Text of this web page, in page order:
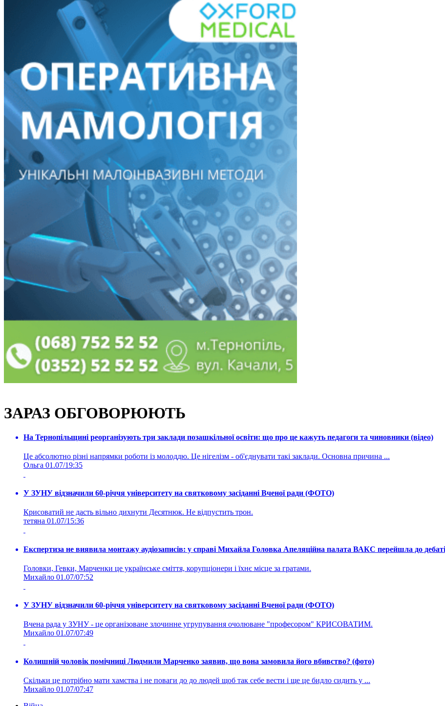
ЗАРАЗ ОБГОВОРЮЮТЬ
На Тернопільщині реорганізують три заклади позашкільної освіти: що про це кажуть педагоги та чиновники (відео)
Це абсолютно різні напрямки роботи із молоддю. Це нігелізм - об'єднувати такі заклади. Основна причина ...
Ольга 01.07/19:35
У ЗУНУ відзначили 60-річчя університету на святковому засіданні Вченої ради (ФОТО)
Крисоватий не дасть вільно дихнути Десятнюк. Не відпустить трон.
тетяна 01.07/15:36
Експертиза не виявила монтажу аудіозаписів: у справі Михайла Головка Апеляційна палата ВАКС перейшла до
Головки, Гевки, Марченки це українське сміття, корупціонери і їхнє місце за гратами.
Михайло 01.07/07:52
У ЗУНУ відзначили 60-річчя університету на святковому засіданні Вченої ради (ФОТО)
Вчена рада у ЗУНУ - це організоване злочинне угрупування очолюване "професором" КРИСОВАТИМ.
Михайло 01.07/07:49
Колишній чоловік помічниці Людмили Марченко заявив, що вона замовила його вбивство? (фото)
Скільки це потрібно мати хамства і не поваги до до людей щоб так себе вести і ще це бидло сидить у ...
Михайло 01.07/07:47